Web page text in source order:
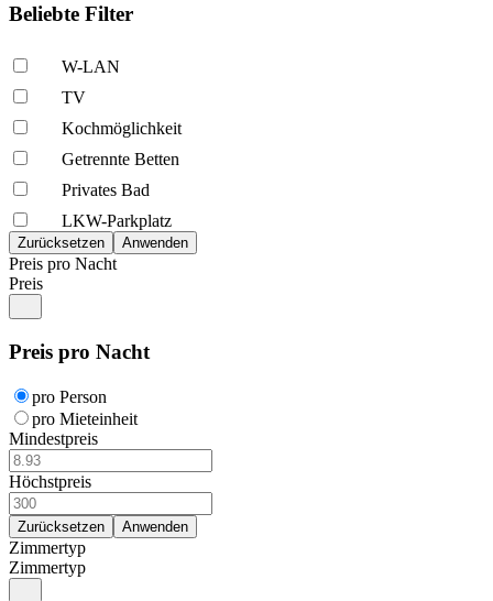
Beliebte Filter
W-LAN
TV
Kochmöglich­keit
Getrennte Betten
Privates Bad
LKW-Parkplatz
Preis pro Nacht
Preis
Preis pro Nacht
pro Person
pro Mieteinheit
Mindestpreis
Höchstpreis
Zimmertyp
Zimmertyp